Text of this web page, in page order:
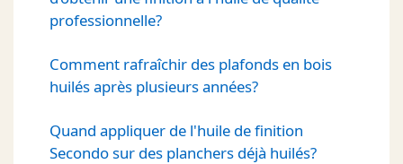
professionnelle?
Comment rafraîchir des plafonds en bois
huilés après plusieurs années?
Quand appliquer de l'huile de finition
Secondo sur des planchers déjà huilés?